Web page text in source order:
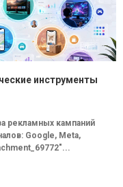
инструменты
рекламных кампаний
Google, Meta,